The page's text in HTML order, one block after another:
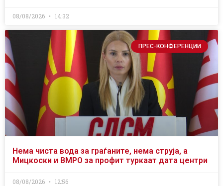
08/08/2026 14:32
ПРЕС-КОНФЕРЕНЦИИ
Нема чиста вода за граѓаните, нема струја, а
Мицкоски и ВМРО за профит туркаат дата центри
08/08/2026 12:56